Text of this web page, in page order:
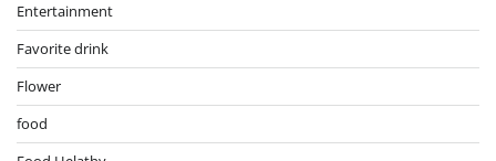
Entertainment
Favorite drink
Flower
food